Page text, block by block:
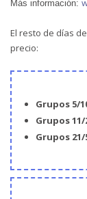
Más información:
El resto de días
precio:
Grupos 5/
Grupos 11/
Grupos 21/